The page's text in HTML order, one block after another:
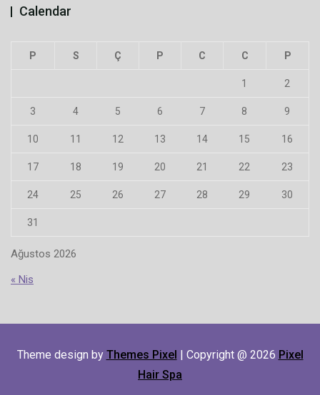
Calendar
Ağustos 2026
P S Ç P C C P
1 2
3 4 5 6 7 8 9
10 11 12 13 14 15 16
17 18 19 20 21 22 23
24 25 26 27 28 29 30
31
« Nis
Theme design by Themes Pixel | Copyright @ 2026 Pixel
Hair Spa